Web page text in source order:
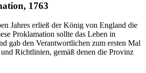
1763
Jahres erließ der König von England die
Proklamation sollte das Leben in
gab den Verantwortlichen zum ersten Mal
Richtlinien, gemäß denen die Provinz